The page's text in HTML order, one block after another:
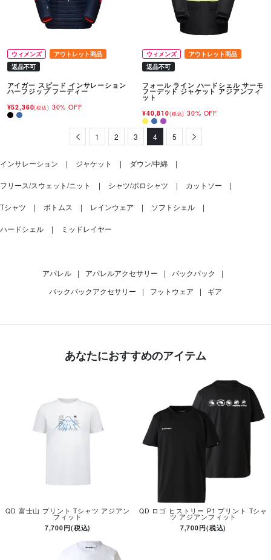
ウィメンズ
アウトレット商品
返品不可
アイガー スピード インサレーション
ハーフジップ フーディー
¥52,360(税込) 30% OFF
ウィメンズ
アウトレット商品
返品不可
フォール ライン ハードシェル サーモ
フーデッド ジャケット アジアンフィ
ット
¥40,810(税込) 30% OFF
Previous
1 2 3 4 5
インサレーション ジャケット ダウン/中綿
フリース/スウェット/ニット シャツ/ポロシャツ カットソー
Tシャツ ボトムス レインウェア ソフトシェル
ハードシェル ミッドレイヤー
アパレル | アパレルアクセサリー | バックパック
|
バックパックアクセサリー
| フットウェア | ギア
あなたにおすすめのアイテム
QD 富士山 プリント Tシャツ アジアン
フィット
7,700円(税込)
QD ロゴ ヒストリー P1 プリント Tシャ
ツ アジアンフィット
7,700円(税込)